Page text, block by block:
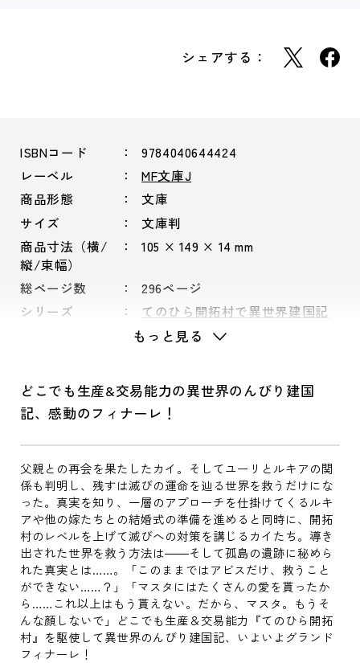
シェアする：
ISBNコード
9784040644424
レーベル
MF文庫J
商品形態
文庫
サイズ
文庫判
商品寸法（横/
縦/束幅）
105 × 149 × 14 mm
総ページ数
296ページ
シリーズ
てのひら開拓村で異世界建国記
もっと見る
どこでも生産&交易能力の異世界のんびり建国
記、感動のフィナーレ！
父親との再会を果たしたカイ。そしてユーリとルキアの関
係も判明し、残すは滅びの運命を辿る世界を救うだけにな
った。真実を知り、一層のアプローチを仕掛けてくるルキ
アや他の嫁たちとの結婚式の準備を進めると同時に、開拓
村のレベルを上げて滅びへの対策を講じるカイたち。導き
出された世界を救う方法は――そして孤島の遺跡に秘めら
れた真実とは……。「このままではアビスだけ、救うこと
ができない……？」「マスタにはたくさんの愛を貰ったか
ら……これ以上はもう貰えない。だから、マスタ。もうそ
んな顏しないで」どこでも生産＆交易能力『てのひら開拓
村』を駆使して異世界のんびり建国記、いよいよグランド
フィナーレ！